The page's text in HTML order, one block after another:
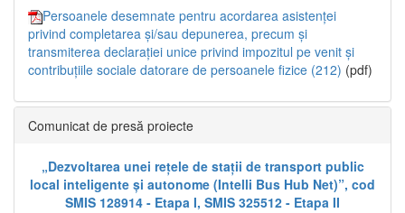
Persoanele desemnate pentru acordarea asistenței
privind completarea și/sau depunerea, precum și
transmiterea declarației unice privind impozitul pe venit și
contribuțiile sociale datorare de persoanele fizice (212) (pdf)
Comunicat de presă proiecte
„Dezvoltarea unei rețele de stații de transport public
local inteligente și autonome (Intelli Bus Hub Net)”, cod
SMIS 128914 - Etapa I, SMIS 325512 - Etapa II